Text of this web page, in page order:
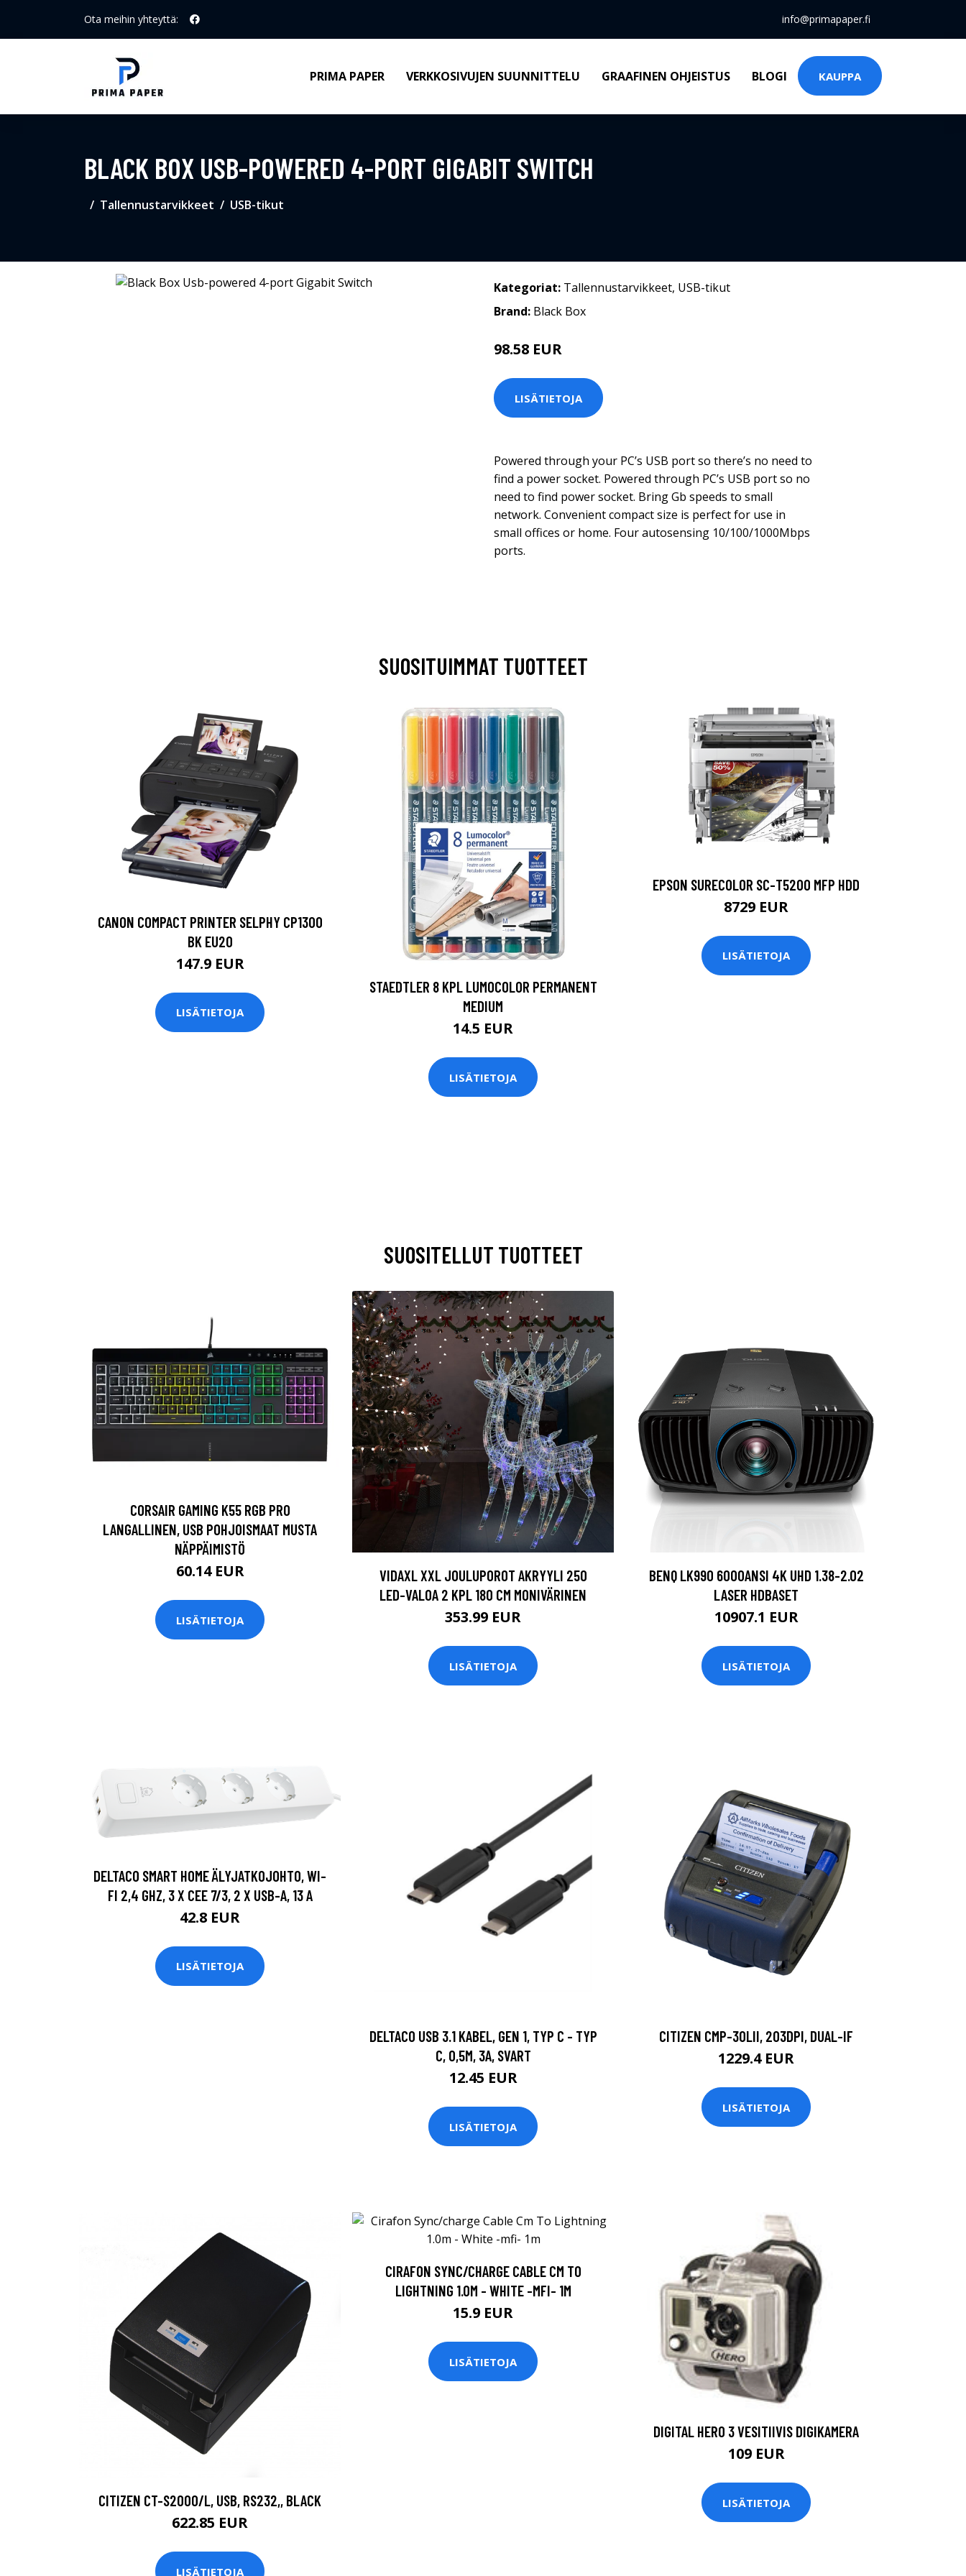
Ota meihin yhteyttä: info@primapaper.fi
PRIMA PAPER VERKKOSIVUJEN SUUNNITTELU GRAAFINEN OHJEISTUS BLOGI KAUPPA
BLACK BOX USB-POWERED 4-PORT GIGABIT SWITCH
Tallennustarvikkeet USB-tikut
Kategoriat: Tallennustarvikkeet, USB-tikut
Brand: Black Box
98.58 EUR
LISÄTIETOJA
Powered through your PC’s USB port so there’s no need to
find a power socket. Powered through PC’s USB port so no
need to find power socket. Bring Gb speeds to small
network. Convenient compact size is perfect for use in
small offices or home. Four autosensing 10/100/1000Mbps
ports.
SUOSITUIMMAT TUOTTEET
CANON COMPACT PRINTER SELPHY CP1300
BK EU20
147.9 EUR
LISÄTIETOJA
STAEDTLER 8 KPL LUMOCOLOR PERMANENT
MEDIUM
14.5 EUR
LISÄTIETOJA
EPSON SURECOLOR SC-T5200 MFP HDD
8729 EUR
LISÄTIETOJA
SUOSITELLUT TUOTTEET
CORSAIR GAMING K55 RGB PRO
LANGALLINEN, USB POHJOISMAAT MUSTA
NÄPPÄIMISTÖ
60.14 EUR
LISÄTIETOJA
VIDAXL XXL JOULUPOROT AKRYYLI 250
LED-VALOA 2 KPL 180 CM MONIVÄRINEN
353.99 EUR
LISÄTIETOJA
BENQ LK990 6000ANSI 4K UHD 1.38-2.02
LASER HDBASET
10907.1 EUR
LISÄTIETOJA
DELTACO SMART HOME ÄLYJATKOJOHTO, WI-
FI 2,4 GHZ, 3 X CEE 7/3, 2 X USB-A, 13 A
42.8 EUR
LISÄTIETOJA
DELTACO USB 3.1 KABEL, GEN 1, TYP C - TYP
C, 0,5M, 3A, SVART
12.45 EUR
LISÄTIETOJA
CITIZEN CMP-30LII, 203DPI, DUAL-IF
1229.4 EUR
LISÄTIETOJA
CITIZEN CT-S2000/L, USB, RS232,, BLACK
622.85 EUR
LISÄTIETOJA
CIRAFON SYNC/CHARGE CABLE CM TO
LIGHTNING 1.0M - WHITE -MFI- 1M
15.9 EUR
LISÄTIETOJA
DIGITAL HERO 3 VESITIIVIS DIGIKAMERA
109 EUR
LISÄTIETOJA